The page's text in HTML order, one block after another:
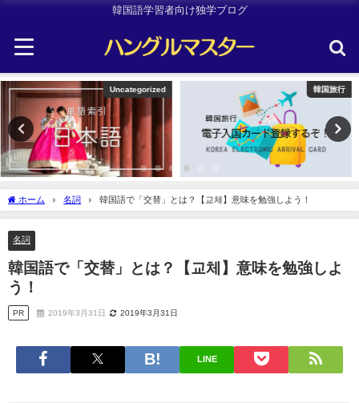
韓国語学習者向け独学ブログ
韓国旅行 TOPIK
ホーム 名詞 韓国語で「交替」とは？【교체】意味を勉強しよう！
名詞
韓国語で「交替」とは？【교체】意味を勉強しよ
う！
PR 2019年3月31日 2019年3月31日
LINE